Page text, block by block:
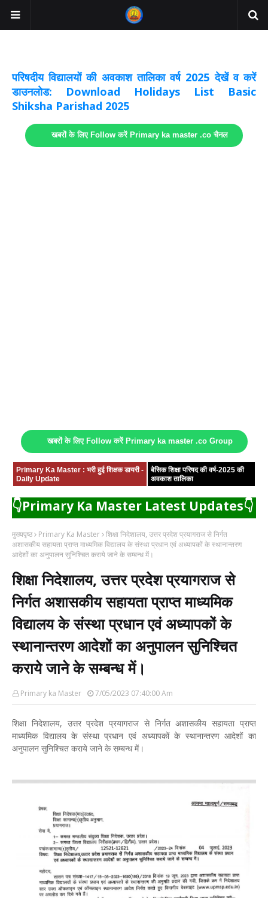
परिषदीय विद्यालयों की अवकाश तालिका वर्ष 2025 देखें व करें
डाउनलोड: Download Holidays List Basic
Shiksha Parishad 2025
खबरों के लिए Follow करें Primary ka master .co चैनल
खबरों के लिए Follow करें Primary ka master .co Group
Primary Ka Master : भरी हुई शिक्षक डायरी -
Daily Update
बेसिक शिक्षा परिषद की वर्ष-2025 की
अवकाश तालिका
👇Primary Ka Master Latest Updates👇
मुख्यपृष्ठ Primary Ka Master शिक्षा निदेशालय, उत्तर प्रदेश प्रयागराज से निर्गत
अशासकीय सहायता प्राप्त माध्यमिक विद्यालय के संस्था प्रधान एवं अध्यापकों के स्थानान्तरण
आदेशों का अनुपालन सुनिश्चित कराये जाने के सम्बन्ध में।
शिक्षा निदेशालय, उत्तर प्रदेश प्रयागराज से
निर्गत अशासकीय सहायता प्राप्त माध्यमिक
विद्यालय के संस्था प्रधान एवं अध्यापकों के
स्थानान्तरण आदेशों का अनुपालन सुनिश्चित
कराये जाने के सम्बन्ध में।
Primary ka Master 7/05/2023 07:40:00 Am
शिक्षा निदेशालय, उत्तर प्रदेश प्रयागराज से निर्गत अशासकीय सहायता प्राप्त
माध्यमिक विद्यालय के संस्था प्रधान एवं अध्यापकों के स्थानान्तरण आदेशों का
अनुपालन सुनिश्चित कराये जाने के सम्बन्ध में।